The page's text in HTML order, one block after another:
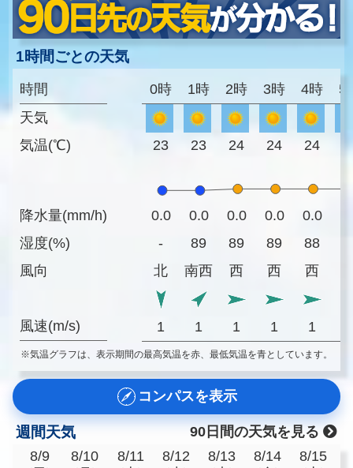
1時間ごとの天気
時間
天気
気温(℃)
降水量(mm/h)
湿度(%)
風向
風速(m/s)
0時 1時 2時 3時 4時 5
23 23 24 24 24
0.0 0.0 0.0 0.0 0.0
-
89 89 89 88
北
南西 西 西 西
1 1 1 1 1
※気温グラフは、表示期間の最高気温を赤、最低気温を青としています。
コンパスを表示
週間天気
90日間の天気を見る
8/9
8/10
8/11
8/12
8/13
8/14
8/15